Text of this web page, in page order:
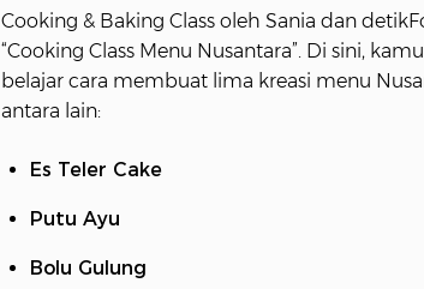
Cooking & Baking Class oleh Sania dan
“Cooking Class Menu Nusantara”. Di sini,
belajar cara membuat lima kreasi menu
antara lain:
Es Teler Cake
Putu Ayu
Bolu Gulung